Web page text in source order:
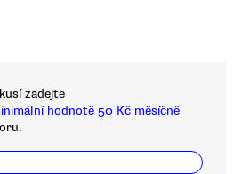
zadejte
hodnotě 50 Kč měsíčně